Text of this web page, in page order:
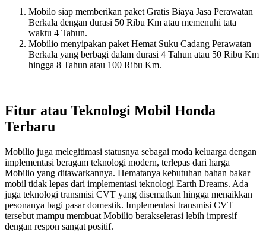
Mobilo siap memberikan paket Gratis Biaya Jasa Perawatan
Berkala dengan durasi 50 Ribu Km atau memenuhi tata
waktu 4 Tahun.
Mobilio menyipakan paket Hemat Suku Cadang Perawatan
Berkala yang berbagi dalam durasi 4 Tahun atau 50 Ribu Km
hingga 8 Tahun atau 100 Ribu Km.
Fitur atau Teknologi Mobil Honda
Terbaru
Mobilio juga melegitimasi statusnya sebagai moda keluarga dengan
implementasi beragam teknologi modern, terlepas dari harga
Mobilio yang ditawarkannya. Hematanya kebutuhan bahan bakar
mobil tidak lepas dari implementasi teknologi Earth Dreams. Ada
juga teknologi transmisi CVT yang disematkan hingga menaikkan
pesonanya bagi pasar domestik. Implementasi transmisi CVT
tersebut mampu membuat Mobilio berakselerasi lebih impresif
dengan respon sangat positif.